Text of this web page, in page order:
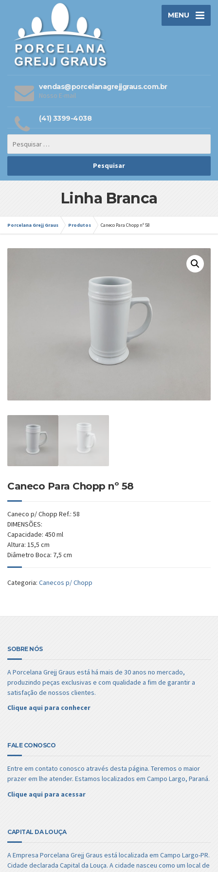
MENU
vendas@porcelanagrejjgraus.com.br
Nosso E-mail
(41) 3399-4038
Linha Branca
Porcelana Grejj Graus Produtos Caneco Para Chopp nº 58
Caneco Para Chopp nº 58
Caneco p/ Chopp Ref.: 58
DIMENSÕES:
Capacidade: 450 ml
Altura: 15,5 cm
Diâmetro Boca: 7,5 cm
Categoria: Canecos p/ Chopp
SOBRE NÓS
A Porcelana Grejj Graus está há mais de 30 anos no mercado,
produzindo peças exclusivas e com qualidade a fim de garantir a
satisfação de nossos clientes.
Clique aqui para conhecer
FALE CONOSCO
Entre em contato conosco através desta página. Teremos o maior
prazer em lhe atender. Estamos localizados em Campo Largo, Paraná.
Clique aqui para acessar
CAPITAL DA LOUÇA
A Empresa Porcelana Grejj Graus está localizada em Campo Largo-PR.
Cidade declarada Capital da Louça. A cidade nasceu como um local de